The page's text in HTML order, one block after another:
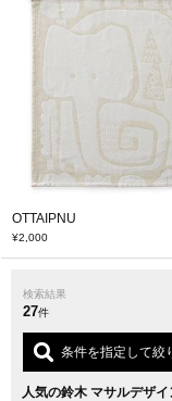
OTTAIPNU
¥2,000
検索結果
27件
条件を指定して絞
人気の鈴木 マサルデザ